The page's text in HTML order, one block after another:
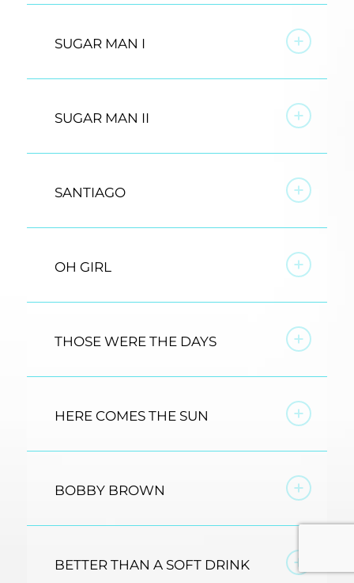
SUGAR MAN I
SUGAR MAN II
SANTIAGO
OH GIRL
THOSE WERE THE DAYS
HERE COMES THE SUN
BOBBY BROWN
BETTER THAN A SOFT DRINK